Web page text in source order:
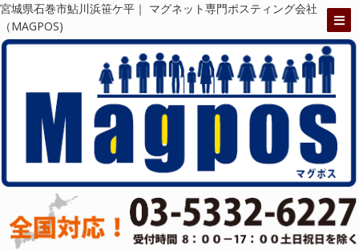
宮城県石巻市鮎川浜笹ケ平｜ マグネット専門ポスティング会社
（MAGPOS)